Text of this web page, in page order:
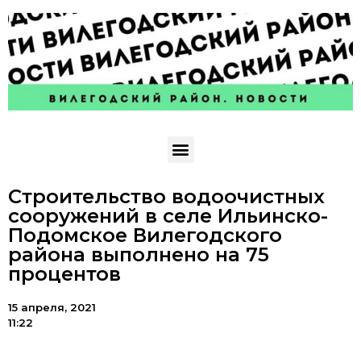
Строительство водоочистных
сооружений в селе Ильинско-
Подомское Вилегодского
района выполнено на 75
процентов
15 апреля, 2021
11:22